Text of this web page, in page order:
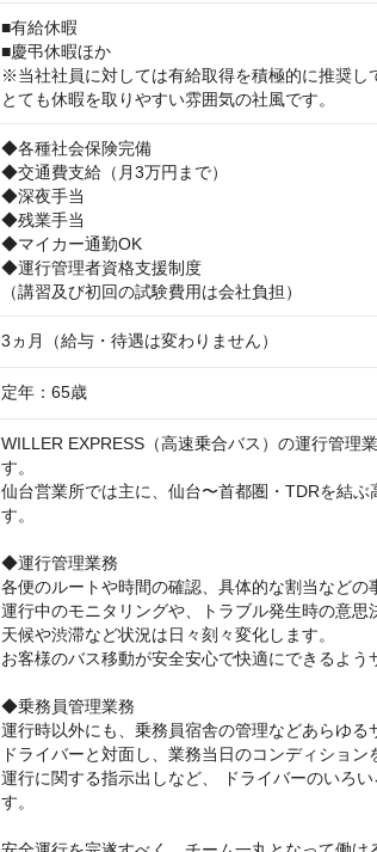
■有給休暇
■慶弔休暇ほか
※当社社員に対しては有給取得を積極的に推奨し
とても休暇を取りやすい雰囲気の社⾵です。
◆各種社会保険完備
◆交通費⽀給（⽉3万円まで）
◆深夜⼿当
◆残業⼿当
◆マイカー通勤OK
◆運⾏管理者資格⽀援制度
（講習及び初回の試験費⽤は会社負担）
3ヵ月（給与・待遇は変わりません）
定年：65歳
WILLER EXPRESS（高速乗合バス）の運行管理
す。
仙台営業所では主に、仙台〜首都圏・TDRを結ぶ
す。
◆運行管理業務
各便のルートや時間の確認、具体的な割当などの
運行中のモニタリングや、トラブル発生時の意思
天候や渋滞など状況は日々刻々変化します。
お客様のバス移動が安全安心で快適にできるよう
◆乗務員管理業務
運行時以外にも、乗務員宿舎の管理などあらゆる
ドライバーと対面し、業務当日のコンディション
運行に関する指示出しなど、 ドライバーのいろ
す。